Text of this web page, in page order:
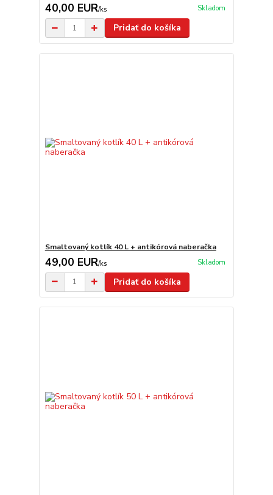
40,00 EUR/ks Skladom
Pridať do košíka
Smaltovaný kotlík 40 L + antikórová naberačka
49,00 EUR/ks Skladom
Pridať do košíka